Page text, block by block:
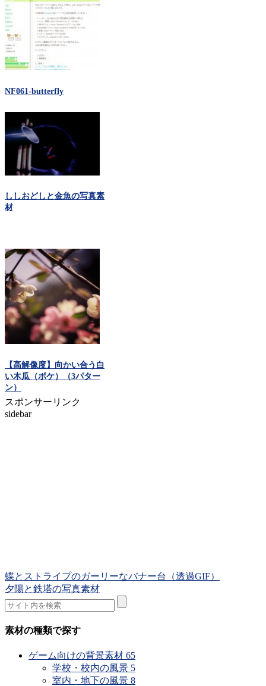
NF061-butterfly
ししおどしと金魚の写真素
材
【高解像度】向かい合う白
い木瓜（ボケ）（3パター
ン）
スポンサーリンク
sidebar
蝶とストライプのガーリーなバナー台（透過GIF）
夕陽と鉄塔の写真素材
素材の種類で探す
ゲーム向けの背景素材 65
学校・校内の風景 5
室内・地下の風景 8